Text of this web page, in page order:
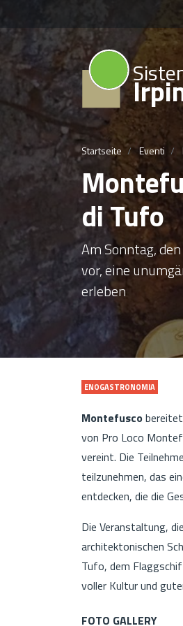
Startseite Eventi
di Tufo
Am Sonntag,
vor, eine
erleben
ENOGASTRONOMIA
Montefusco
von Pro Loco
vereint. Die
teilzunehmen, das
entdecken, die die
Die Veranstaltung,
architektonischen
Tufo, dem
voller Kultur und
FOTO GALLERY